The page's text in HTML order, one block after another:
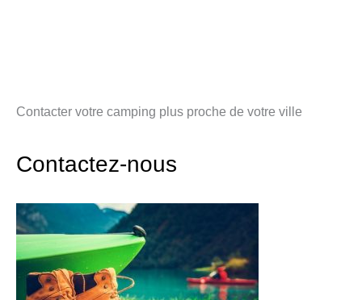
Contacter votre camping plus proche de votre ville
Contactez-nous